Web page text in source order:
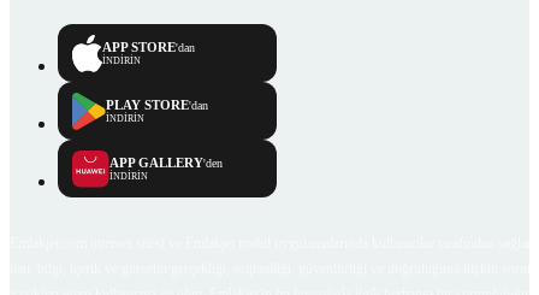
APP STORE'dan
İNDİRİN
PLAY STORE'dan
İNDİRİN
APP GALLERY'den
İNDİRİN